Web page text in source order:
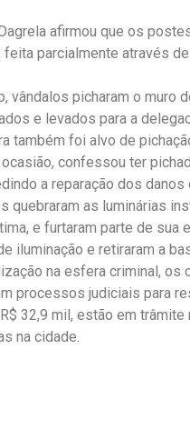
afirmou que os
parcialmente através
vândalos picharam o muro
e levados para a
também foi alvo de
confessou ter
a reparação dos danos
quebraram as luminárias
e furtaram parte de sua
iluminação e retiraram a
na esfera criminal, os
processos judiciais para
32,9 mil, estão em trâmite
na cidade.